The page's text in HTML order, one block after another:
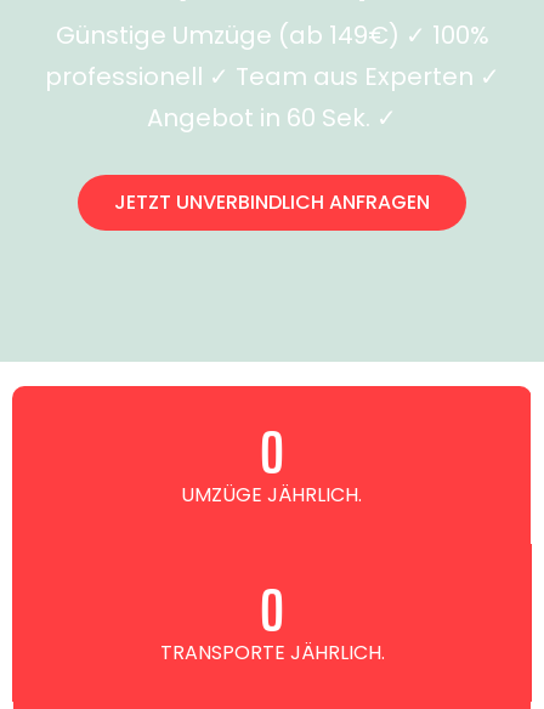
Günstige Umzüge (ab 149€) ✓ 100%
professionell ✓ Team aus Experten ✓
Angebot in 60 Sek. ✓
JETZT UNVERBINDLICH ANFRAGEN
UMZÜGE JÄHRLICH.
0
TRANSPORTE JÄHRLICH.
0